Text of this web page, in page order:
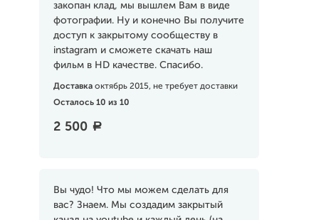
закопан клад, мы вышлем Вам в виде
фотографии. Ну и конечно Вы получите
доступ к закрытому сообществу в
instagram и сможете скачать наш
фильм в HD качестве. Спасибо.
Доставка октябрь 2015, не требует доставки
Осталось 10 из 10
2 500 a
Вы чудо! Что мы можем сделать для
вас? Знаем. Мы создадим закрытый